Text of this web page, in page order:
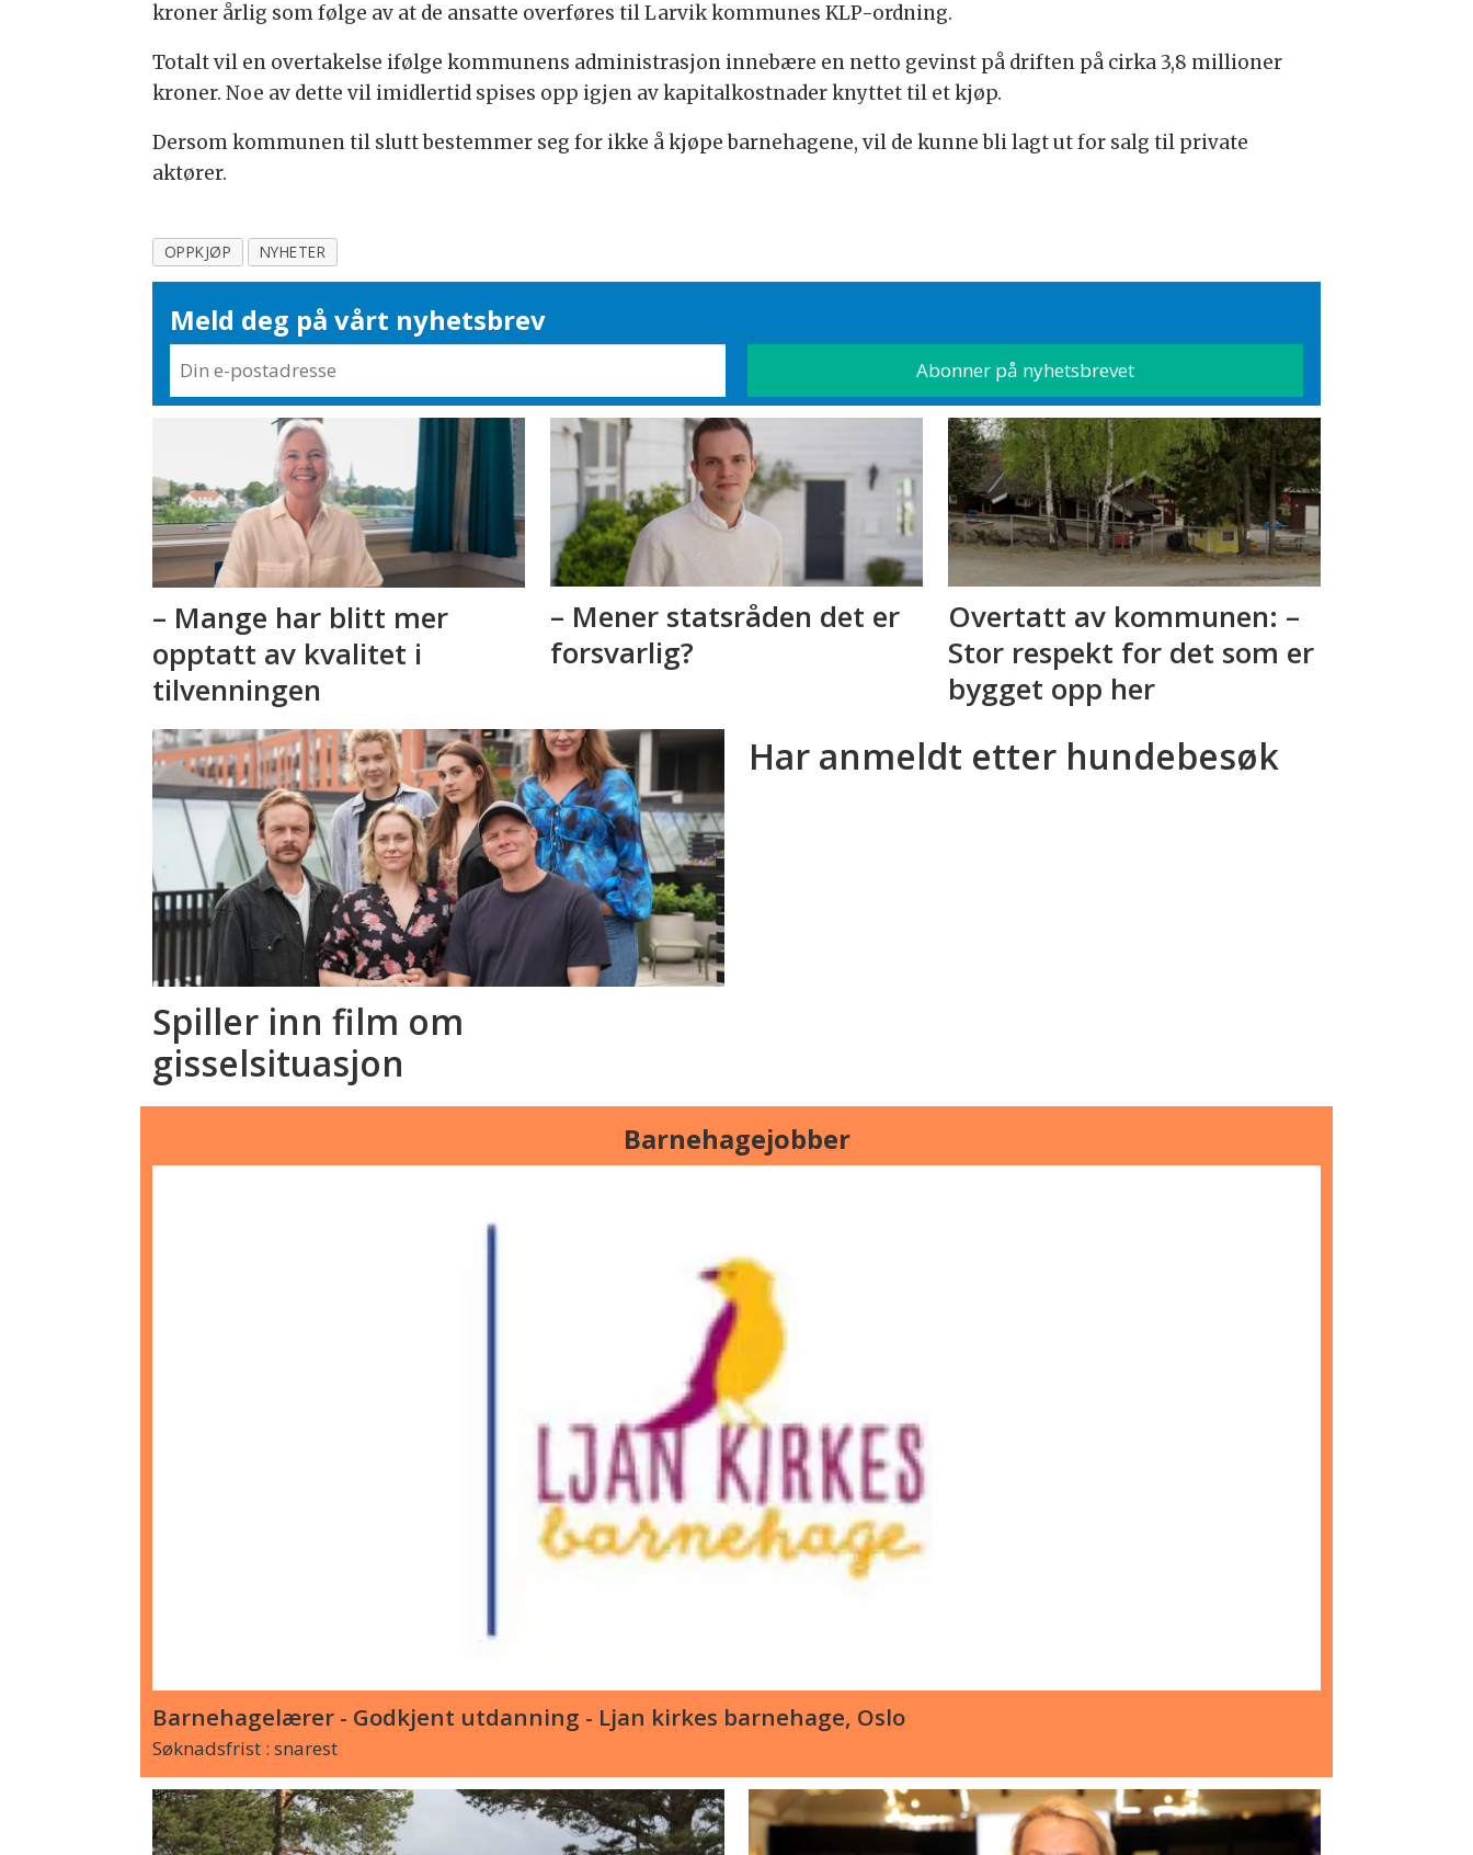
kroner årlig som følge av at de ansatte overføres til Larvik kommunes KLP-ordning.
Totalt vil en overtakelse ifølge kommunens administrasjon innebære en netto gevinst på driften på cirka 3,8 millioner
kroner. Noe av dette vil imidlertid spises opp igjen av kapitalkostnader knyttet til et kjøp.
Dersom kommunen til slutt bestemmer seg for ikke å kjøpe barnehagene, vil de kunne bli lagt ut for salg til private
aktører.
OPPKJØP NYHETER
Meld deg på vårt nyhetsbrev
– Mange har blitt mer
opptatt av kvalitet i
tilvenningen
– Mener statsråden det er
forsvarlig?
Overtatt av kommunen: –
Stor respekt for det som er
bygget opp her
Spiller inn film om
gisselsituasjon
Har anmeldt etter hundebesøk
Barnehagejobber
Barnehagelærer - Godkjent utdanning - Ljan kirkes barnehage, Oslo
Søknadsfrist : snarest